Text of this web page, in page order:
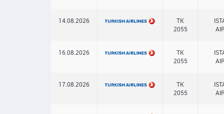
14.08.2026
TK
2055
16.08.2026
TK
2055
17.08.2026
TK
2055